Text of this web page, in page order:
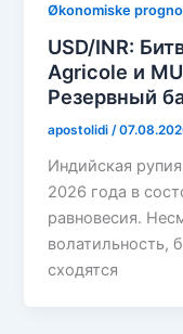
Økonomiske
USD/INR:
Agricole и
Резервный
apostolidi /
Индийская
2026 года в
равновесия.
волатильность,
сходятся